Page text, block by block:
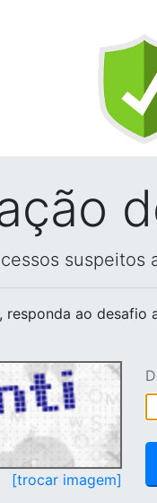
suspeitos
, responda ao desafio
[trocar imagem]